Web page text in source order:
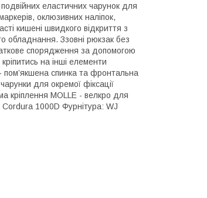
еластичних чарунок для
оклюзивних наліпок,
кишені швидкого відкриття з
обладнання. Ззовні рюкзак без
спорядження за допомогою
на інші елементи
пом’якшена спинка та фронтальна
для окремої фіксації
кріплення MOLLE - велкро для
1000D Фурнітура: WJ